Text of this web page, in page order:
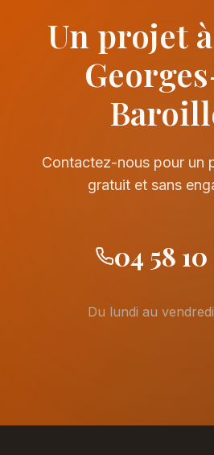
Un projet
Contactez-nous pour un
gratuit et sans
04 58 10
Du lundi au